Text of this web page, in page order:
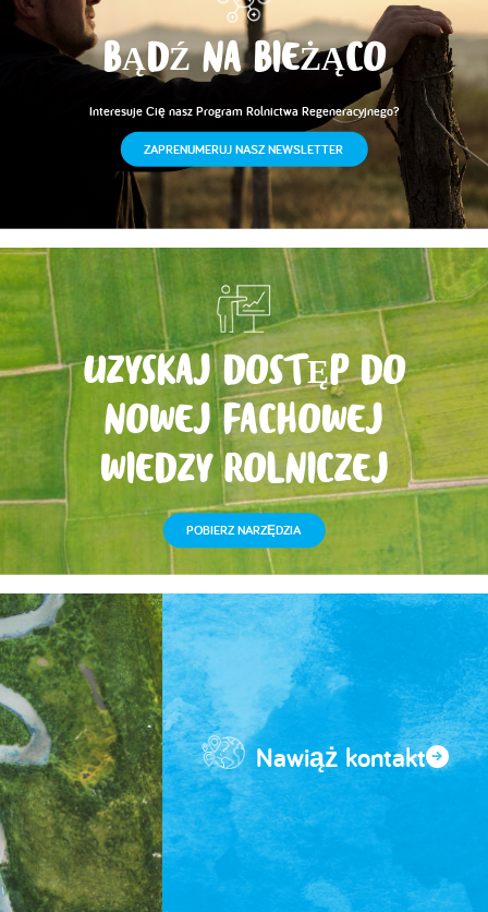
BĄDŹ NA BIEŻĄCO
Interesuje Cię nasz Program Rolnictwa Regeneracyjnego?
ZAPRENUMERUJ NASZ NEWSLETTER
UZYSKAJ DOSTĘP DO
NOWEJ FACHOWEJ
WIEDZY ROLNICZEJ
POBIERZ NARZĘDZIA
Nawiąż kontakt